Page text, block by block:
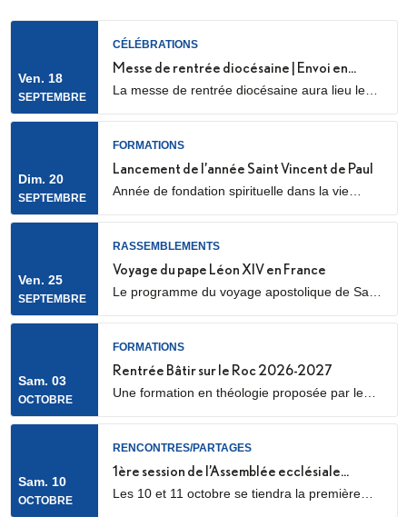
Ven. 18
SEPTEMBRE
CÉLÉBRATIONS
Messe de rentrée diocésaine | Envoi en
mission des LME
La messe de rentrée diocésaine aura lieu le
(28 Rue de l’Église, 92000 Nanterre) Elle sera
marquée par l’envoi en mission des Laïcs en
en mission ecclésiale ? Les Laïcs en...
Dim. 20
SEPTEMBRE
FORMATIONS
Lancement de l’année Saint Vincent de Paul
Année de fondation spirituelle dans la vie
biblique, accompagnement spirituel, service
auprès des plus pauvres ou des plus jeunes,
vie fraternelle.
Ven. 25
SEPTEMBRE
RASSEMBLEMENTS
Voyage du pape Léon XIV en France
Le programme du voyage apostolique de Sa
aujourd’hui, notamment avec la confirmation
des temps forts qui se dérouleront les 25 et 26
Sam. 03
OCTOBRE
FORMATIONS
Rentrée Bâtir sur le Roc 2026-2027
Une formation en théologie proposée par le
Bernardins.
Sam. 10
OCTOBRE
RENCONTRES/PARTAGES
1ère session de l’Assemblée ecclésiale
provinciale
Les 10 et 11 octobre se tiendra la première